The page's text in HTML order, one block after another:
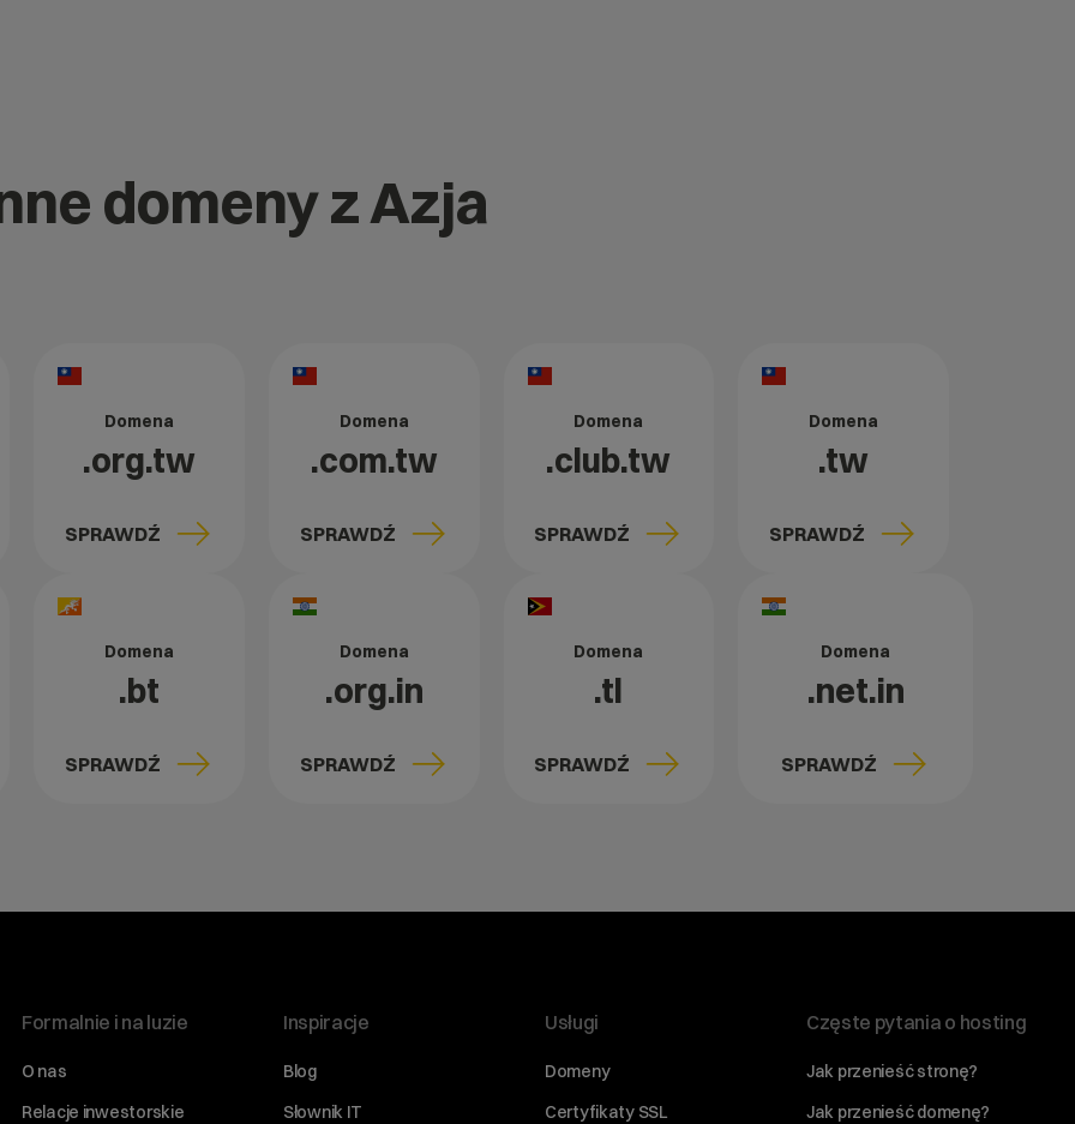
domeny z Azja
Domena
.org.tw
SPRAWDŹ
Domena
.com.tw
SPRAWDŹ
Domena
.club.tw
SPRAWDŹ
Domena
.tw
SPRAWDŹ
Domena
.bt
SPRAWDŹ
Domena
.org.in
SPRAWDŹ
Domena
.tl
SPRAWDŹ
Domena
.net.in
SPRAWDŹ
Formalnie i na luzie
O nas
Relacje inwestorskie
Inspiracje
Blog
Słownik IT
Usługi
Domeny
Certyfikaty SSL
Częste pytania o hosting
Jak przenieść stronę?
Jak przenieść domenę?